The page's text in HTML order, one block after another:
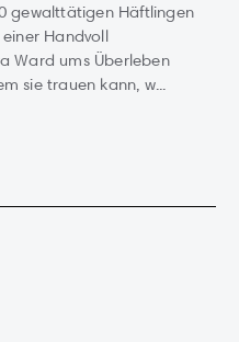
gewalttätigen Häftlingen
Handvoll
Ward ums Überleben
sie trauen kann, w...